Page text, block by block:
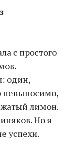
с простого
один,
невыносимо,
лимон.
Но я
успехи.